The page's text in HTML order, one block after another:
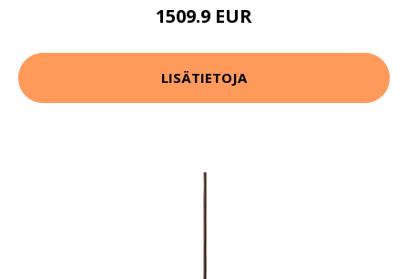
1509.9 EUR
LISÄTIETOJA